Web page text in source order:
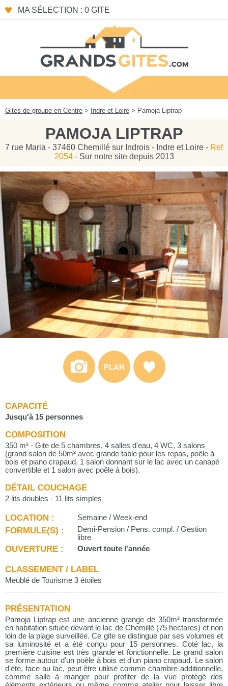
MA SÉLECTION : 0 GITE
Gites de groupe en Centre > Indre et Loire > Pamoja Liptrap
PAMOJA LIPTRAP
7 rue Maria - 37460 Chemillé sur Indrois - Indre et Loire - Ref
2054- Sur notre site depuis 2013
CAPACITÉ
Jusqu'à 15 personnes
COMPOSITION
350 m² - Gite de 5 chambres, 4 salles d'eau, 4 WC, 3 salons
(grand salon de 50m² avec grande table pour les repas, poêle à
bois et piano crapaud, 1 salon donnant sur le lac avec un canapé
convertible et 1 salon avec poêle à bois).
DÉTAIL COUCHAGE
2 lits doubles - 11 lits simples
LOCATION : Semaine / Week-end
FORMULE(S) :
Demi-Pension / Pens. compl. / Gestion
libre
OUVERTURE : Ouvert toute l'année
CLASSEMENT / LABEL
Meublé de Tourisme 3 étoiles
PRÉSENTATION
Pamoja Liptrap est une ancienne grange de 350m² transformée
en habitation située devant le lac de Chemillé (75 hectares) et non
loin de la plage surveillée. Ce gite se distingue par ses volumes et
sa luminosité et a été conçu pour 15 personnes. Coté lac, la
première cuisine est très grande et fonctionnelle. Le grand salon
se forme autour d'un poêle à bois et d'un piano crapaud. Le salon
d'été, face au lac, peut être utilisé comme chambre additionnelle,
comme salle à manger pour profiter de la vue protégé des
Panneau de gestion des cookies